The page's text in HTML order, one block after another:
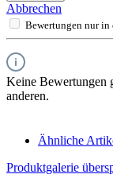
Abbrechen
Bewertungen nur in
Keine Bewertungen
anderen.
Ähnliche
Produktgalerie